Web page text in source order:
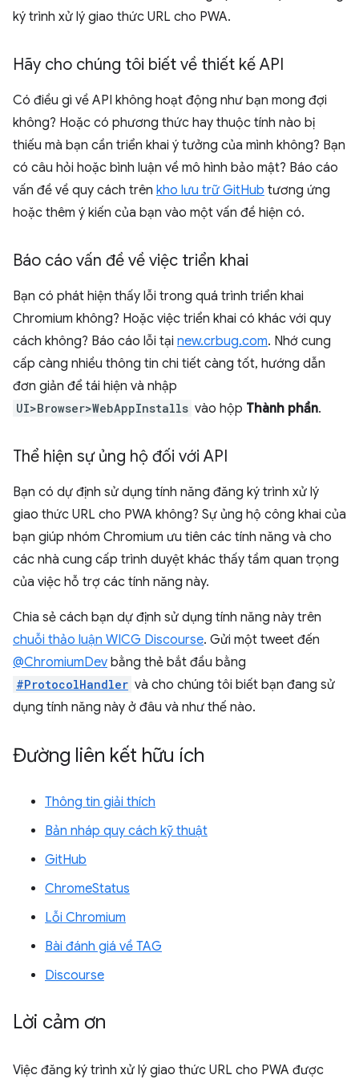
ký trình xử lý giao thức URL cho PWA.
Hãy cho chúng tôi biết về thiết kế API
Có điều gì về API không hoạt động như bạn mong đợi
không? Hoặc có phương thức hay thuộc tính nào bị
thiếu mà bạn cần triển khai ý tưởng của mình không? Bạn
có câu hỏi hoặc bình luận về mô hình bảo mật? Báo cáo
vấn đề về quy cách trên kho lưu trữ GitHub tương ứng
hoặc thêm ý kiến của bạn vào một vấn đề hiện có.
Báo cáo vấn đề về việc triển khai
Bạn có phát hiện thấy lỗi trong quá trình triển khai
Chromium không? Hoặc việc triển khai có khác với quy
cách không? Báo cáo lỗi tại new.crbug.com. Nhớ cung
cấp càng nhiều thông tin chi tiết càng tốt, hướng dẫn
đơn giản để tái hiện và nhập
UI>Browser>WebAppInstalls vào hộp Thành phần.
Thể hiện sự ủng hộ đối với API
Bạn có dự định sử dụng tính năng đăng ký trình xử lý
giao thức URL cho PWA không? Sự ủng hộ công khai của
bạn giúp nhóm Chromium ưu tiên các tính năng và cho
các nhà cung cấp trình duyệt khác thấy tầm quan trọng
của việc hỗ trợ các tính năng này.
Chia sẻ cách bạn dự định sử dụng tính năng này trên
chuỗi thảo luận WICG Discourse. Gửi một tweet đến
@ChromiumDev bằng thẻ bắt đầu bằng
#ProtocolHandler và cho chúng tôi biết bạn đang sử
dụng tính năng này ở đâu và như thế nào.
Đường liên kết hữu ích
Thông tin giải thích
Bản nháp quy cách kỹ thuật
GitHub
ChromeStatus
Lỗi Chromium
Bài đánh giá về TAG
Discourse
Lời cảm ơn
Việc đăng ký trình xử lý giao thức URL cho PWA được